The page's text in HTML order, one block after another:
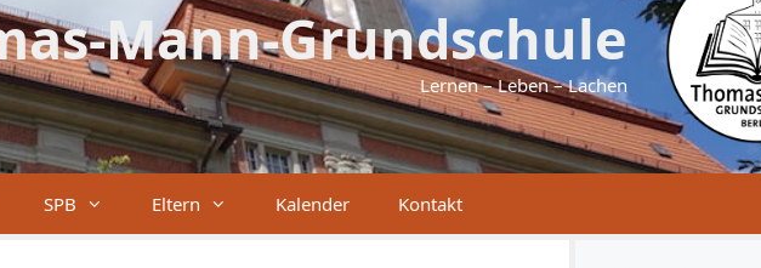
Mann-Grundschule
Lernen – Leben – Lachen
SPB Eltern Kalender Kontakt